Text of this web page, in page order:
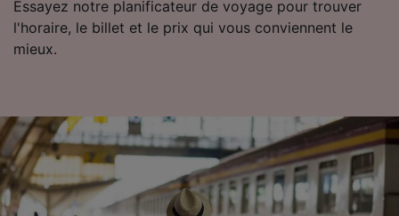
Essayez notre planificateur de voyage pour trouver
l'horaire, le billet et le prix qui vous conviennent le
mieux.